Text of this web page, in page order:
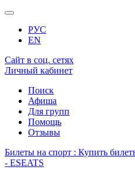
РУС
EN
Сайт в соц. сетях
Личный кабинет
Поиск
Афиша
Для групп
Помощь
Отзывы
Билеты на спорт : Купить
- ESEATS